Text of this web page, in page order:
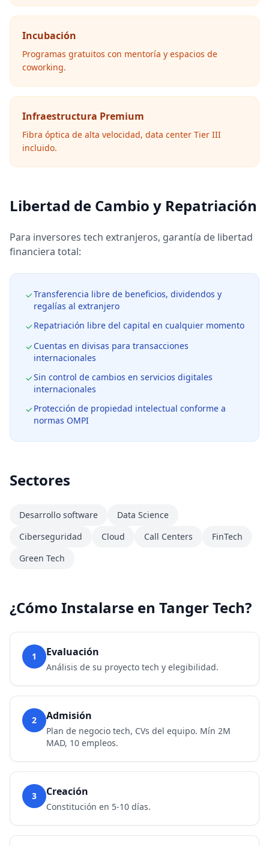
Incubación
Programas gratuitos con mentoría y espacios de
coworking.
Infraestructura Premium
Fibra óptica de alta velocidad, data center Tier III
incluido.
Libertad de Cambio y Repatriación
Para inversores tech extranjeros, garantía de libertad
financiera total:
Transferencia libre de beneficios, dividendos y
regalías al extranjero
Repatriación libre del capital en cualquier momento
Cuentas en divisas para transacciones
internacionales
Sin control de cambios en servicios digitales
internacionales
Protección de propiedad intelectual conforme a
normas OMPI
Sectores
Desarrollo software
Data Science
Ciberseguridad
Cloud Call Centers
FinTech
Green Tech
¿Cómo Instalarse en Tanger Tech?
1 Evaluación
Análisis de su proyecto tech y elegibilidad.
2 Admisión
Plan de negocio tech, CVs del equipo. Mín 2M
MAD, 10 empleos.
3 Creación
Constitución en 5-10 días.